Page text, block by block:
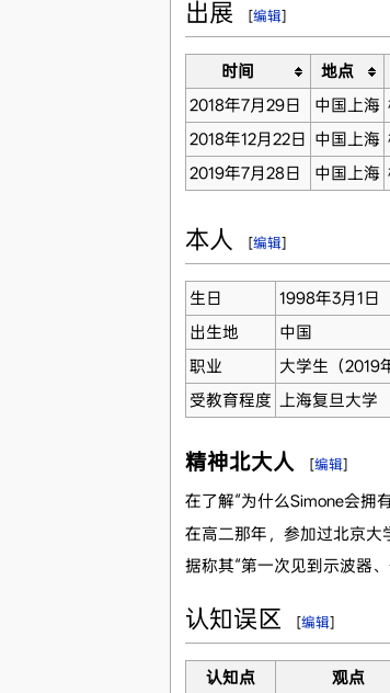
出展 [编辑]
时间 地点
2018年7月29日
中国上海
2018年12月22日 中国上海
2019年7月28日
中国上海
本人 [编辑]
生日
1998年3月1日
出生地
中国
职业
大学生（2019
受教育程度 上海复旦大学
精神北大人 [编辑]
在了解“为什么Simone会拥
在高二那年，参加过北京大
据称其“第一次见到示波器
认知误区 [编辑]
认知点 观点